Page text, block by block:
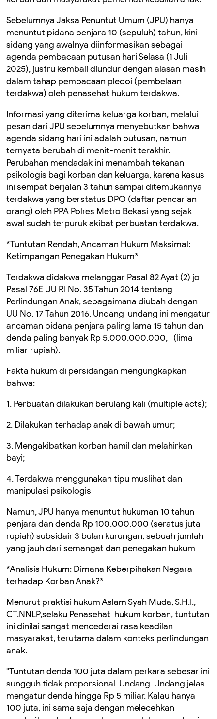
Sebelumnya Jaksa Penuntut Umum (JPU) hanya
menuntut pidana penjara 10 (sepuluh) tahun, kini
sidang yang awalnya diinformasikan sebagai
agenda pembacaan putusan hari Selasa (1 Juli
2025), justru kembali diundur dengan alasan masih
dalam tahap pembacaan pledoi (pembelaan
terdakwa) oleh penasehat hukum terdakwa.
Informasi yang diterima keluarga korban, melalui
pesan dari JPU sebelumnya menyebutkan bahwa
agenda sidang hari ini adalah putusan, namun
ternyata berubah di menit-menit terakhir.
Perubahan mendadak ini menambah tekanan
psikologis bagi korban dan keluarga, karena kasus
ini sempat berjalan 3 tahun sampai ditemukannya
terdakwa yang berstatus DPO (daftar pencarian
orang) oleh PPA Polres Metro Bekasi yang sejak
awal sudah terpuruk akibat perbuatan terdakwa.
*Tuntutan Rendah, Ancaman Hukum Maksimal:
Ketimpangan Penegakan Hukum*
Terdakwa didakwa melanggar Pasal 82 Ayat (2) jo
Pasal 76E UU RI No. 35 Tahun 2014 tentang
Perlindungan Anak, sebagaimana diubah dengan
UU No. 17 Tahun 2016. Undang-undang ini mengatur
ancaman pidana penjara paling lama 15 tahun dan
denda paling banyak Rp 5.000.000.000,- (lima
miliar rupiah).
Fakta hukum di persidangan mengungkapkan
bahwa:
1. Perbuatan dilakukan berulang kali (multiple acts);
2. Dilakukan terhadap anak di bawah umur;
3. Mengakibatkan korban hamil dan melahirkan
bayi;
4. Terdakwa menggunakan tipu muslihat dan
manipulasi psikologis
Namun, JPU hanya menuntut hukuman 10 tahun
penjara dan denda Rp 100.000.000 (seratus juta
rupiah) subsidair 3 bulan kurungan, sebuah jumlah
yang jauh dari semangat dan penegakan hukum
*Analisis Hukum: Dimana Keberpihakan Negara
terhadap Korban Anak?*
Menurut praktisi hukum Aslam Syah Muda, S.H.I.,
CT.NNLP,selaku Penasehat hukum korban, tuntutan
ini dinilai sangat mencederai rasa keadilan
masyarakat, terutama dalam konteks perlindungan
anak.
"Tuntutan denda 100 juta dalam perkara sebesar ini
sungguh tidak proporsional. Undang-Undang jelas
mengatur denda hingga Rp 5 miliar. Kalau hanya
100 juta, ini sama saja dengan melecehkan